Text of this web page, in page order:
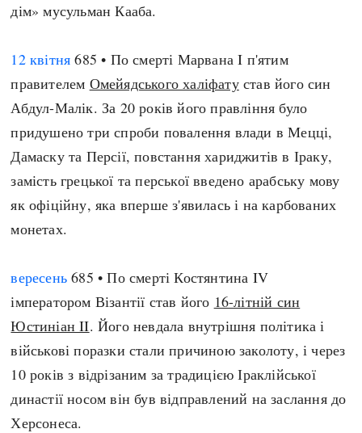
дім» мусульман Кааба.
12 квітня 685 • По смерті Марвана I п'ятим
правителем Омейядського халіфатустав його син
Абдул-Малік. За 20 років його правління було
придушено три спроби повалення влади в Мецці,
Дамаску та Персії, повстання хариджитів в Іраку,
замість грецької та перської введено арабську мову
як офіційну, яка вперше з'явилась і на карбованих
монетах.
вересень 685 • По смерті Костянтина IV
імператором Візантії став його 16-літній син
Юстиніан II. Його невдала внутрішня політика і
військові поразки стали причиною заколоту, і через
10 років з відрізаним за традицією Іраклійської
династії носом він був відправлений на заслання до
Херсонеса.